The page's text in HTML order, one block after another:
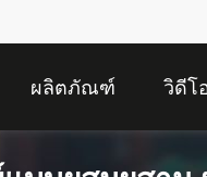
ผลิตภัณฑ์ วิดีโ